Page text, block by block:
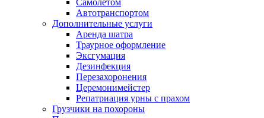
Самолетом
Автотранспортом
Дополнительные услуги
Аренда шатра
Траурное оформление
Эксгумация
Дезинфекция
Перезахоронения
Церемонимейстер
Репатриация урны с прахом
Грузчики на похороны